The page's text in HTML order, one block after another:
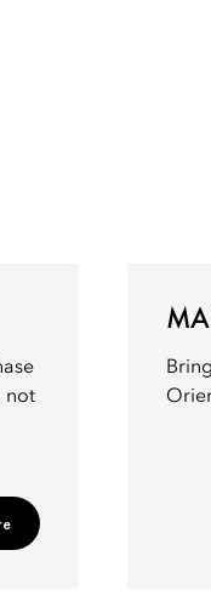
not